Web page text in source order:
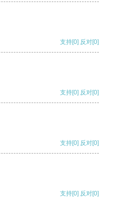
支持[0] 反对[0]
支持[0] 反对[0]
支持[0] 反对[0]
支持[0] 反对[0]